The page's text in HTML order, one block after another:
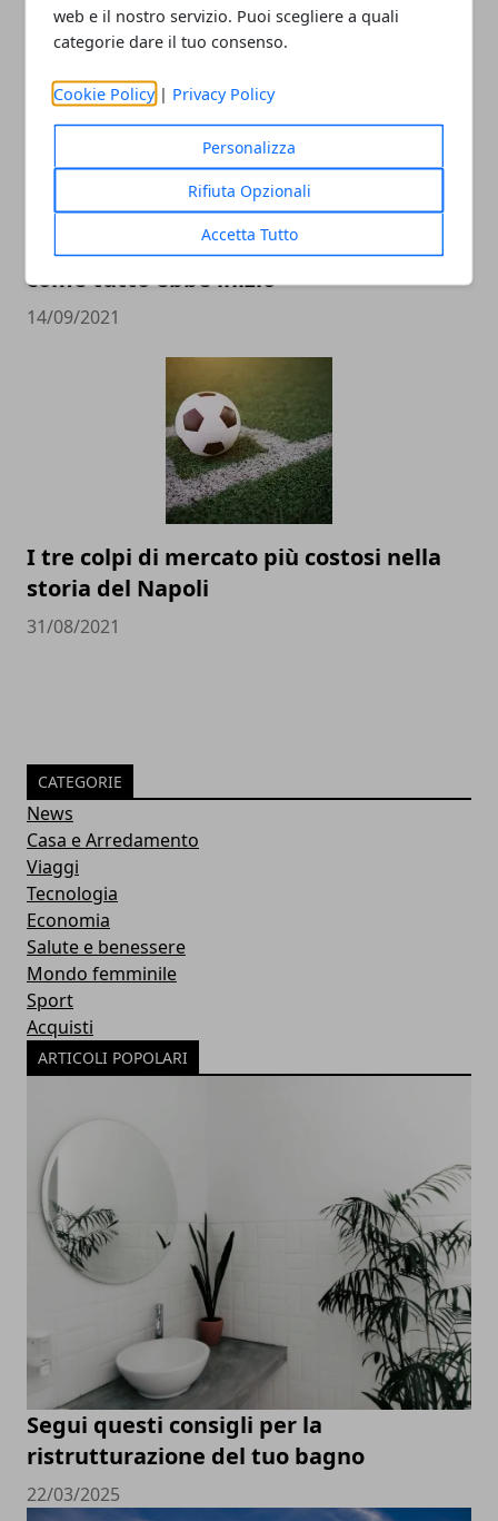
web e il nostro servizio. Puoi scegliere a quali
categorie dare il tuo consenso.
Cookie Policy | Privacy Policy
Personalizza
Rifiuta Opzionali
Accetta Tutto
19/12/2021
Buffon e Parma di nuovo assieme, ecco
come tutto ebbe inizio
14/09/2021
I tre colpi di mercato più costosi nella
storia del Napoli
31/08/2021
CATEGORIE
News
Casa e Arredamento
Viaggi
Tecnologia
Economia
Salute e benessere
Mondo femminile
Sport
Acquisti
ARTICOLI POPOLARI
Segui questi consigli per la
ristrutturazione del tuo bagno
22/03/2025